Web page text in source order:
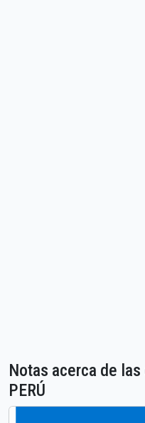
Notas acerca de
PERÚ